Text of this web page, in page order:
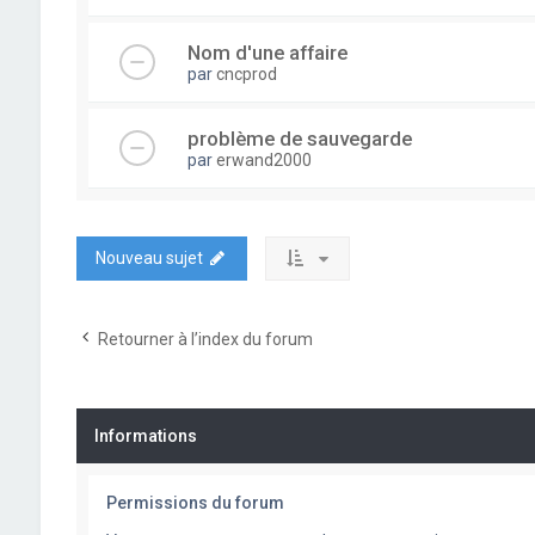
Nom d'une affaire
parcncprod
problème de sauvegarde
parerwand2000
Nouveau sujet
Retourner à l’index du forum
Informations
Permissions du forum